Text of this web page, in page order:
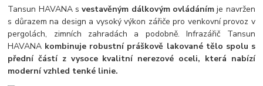
Tansun HAVANA svestavěným dálkovým ovládánímje navržen
s důrazem na design a vysoký výkon zářiče pro venkovní provoz v
pergolách, zimních zahradách a podobně. Infrazářič Tansun
HAVANA kombinuje robustní práškově lakované tělo spolu s
přední částí z vysoce kvalitní nerezové oceli, která nabízí
moderní vzhled tenké linie.